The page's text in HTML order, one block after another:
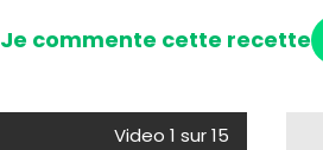
Je commente cette recette
Video 1 sur 15